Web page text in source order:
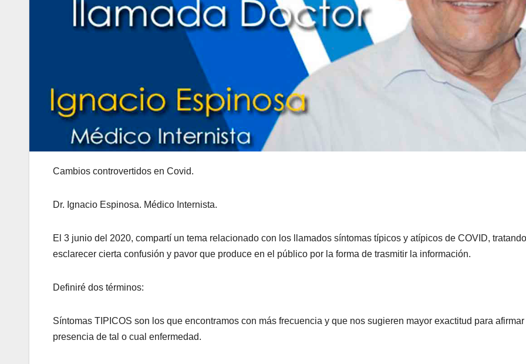
Cambios controvertidos en Covid.
Dr. Ignacio Espinosa. Médico Internista.
El 3 junio del 2020, compartí un tema relacionado con los llamados síntomas típicos y atípicos de COVID,
esclarecer cierta confusión y pavor que produce en el público por la forma de trasmitir la información.
Definiré dos términos:
Síntomas TIPICOS son los que encontramos con más frecuencia y que nos sugieren mayor exactitud para
presencia de tal o cual enfermedad.